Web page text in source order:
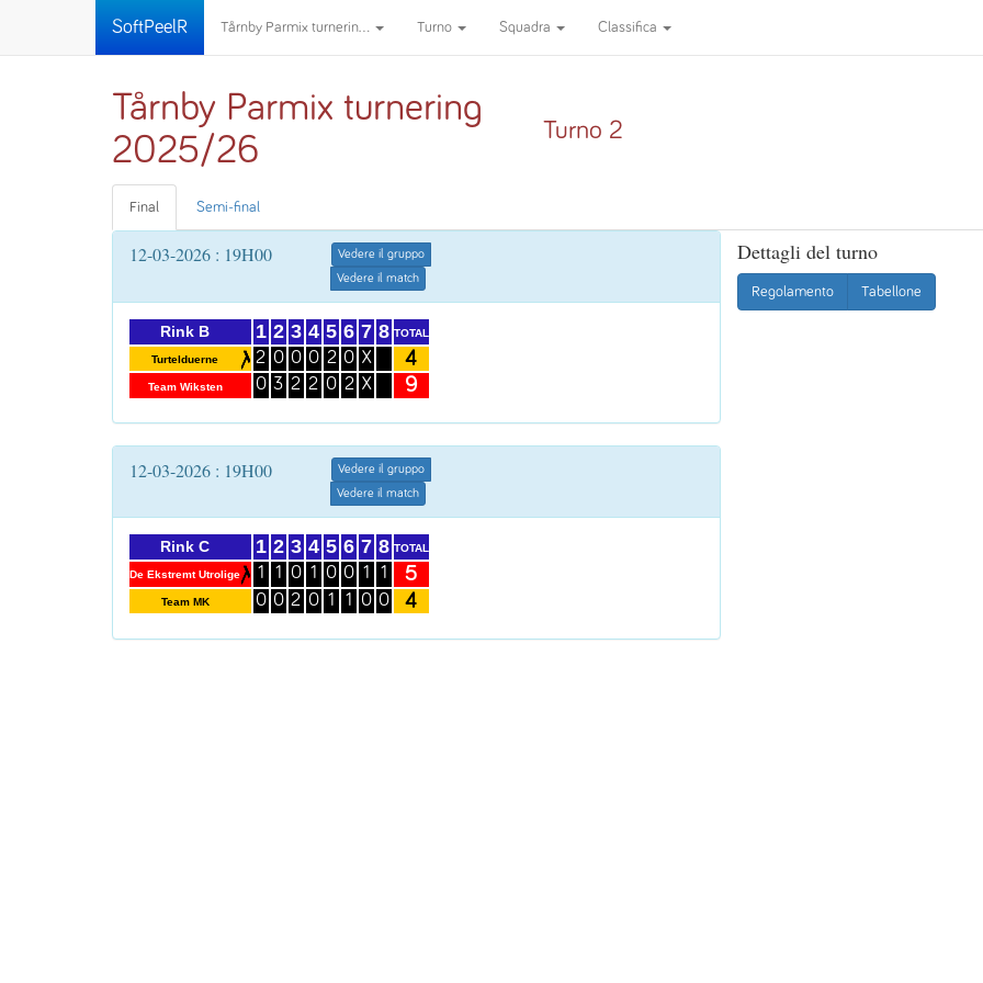
SoftPeelR Tårnby Parmix turnerin... Turno Squadra Classifica
Tårnby Parmix turnering
2025/26
Turno 2
Final Semi-final
12-03-2026 : 19H00
Vedere il gruppo
Vedere il match
Rink B
Turtelduerne
Team Wiksten
1
2
0
2
0
3
3
0
2
4
0
2
5
2
0
6
0
2
7
X
X
8 TOTAL
4
9
12-03-2026 : 19H00
Vedere il gruppo
Vedere il match
Rink C
De Ekstremt Utrolige
Team MK
1
1
0
2
1
0
3
0
2
4
1
0
5
0
1
6
0
1
7
1
0
8
1
0
TOTAL
5
4
Dettagli del turno
Regolamento Tabellone